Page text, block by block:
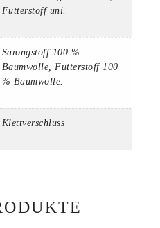
Futterstoff uni.
Sarongstoff 100 %
Baumwolle, Futterstoff 100
% Baumwolle.
Klettverschluss